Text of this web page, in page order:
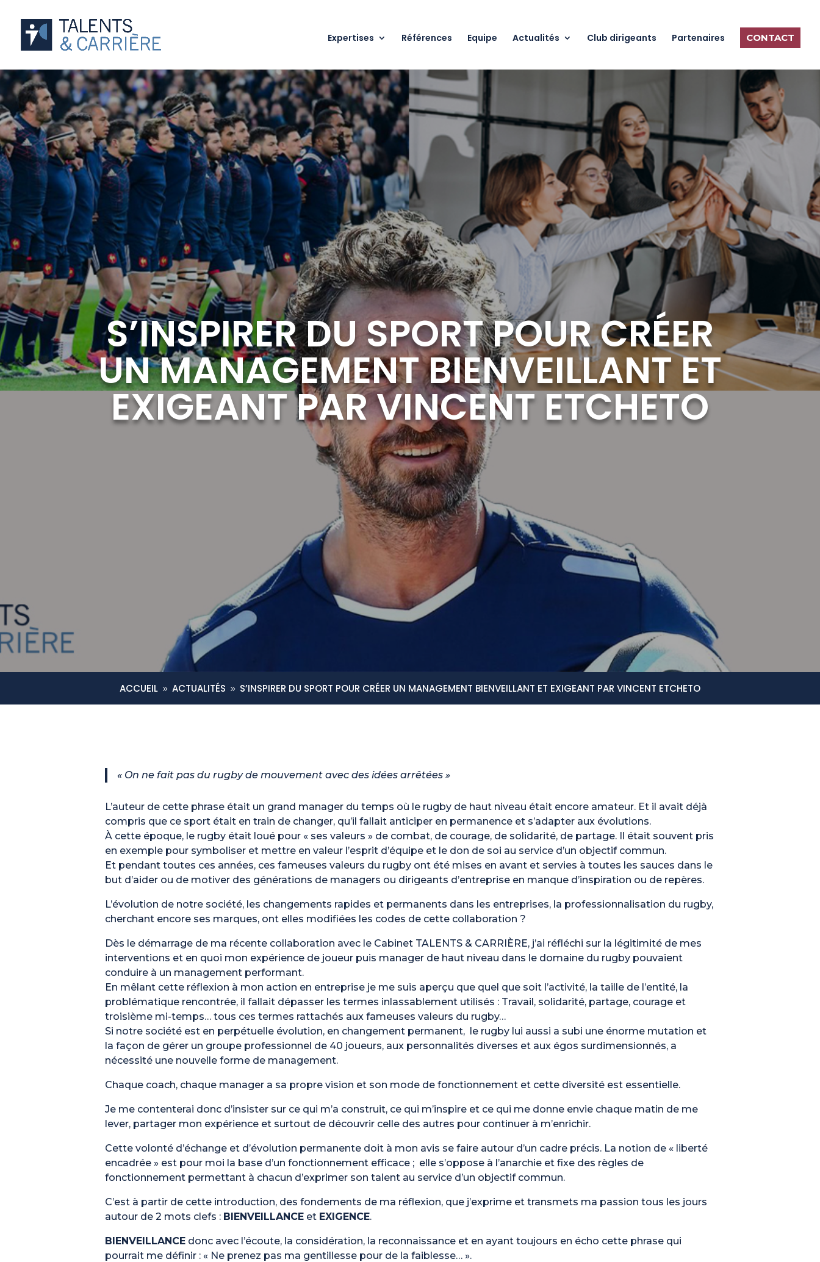
Expertises Références Equipe Actualités Club dirigeants Partenaires CONTACT
S’INSPIRER DU SPORT POUR CRÉER
UN MANAGEMENT BIENVEILLANT ET
EXIGEANT PAR VINCENT ETCHETO
ACCUEIL 9 ACTUALITÉS 9 S’INSPIRER DU SPORT POUR CRÉER UN MANAGEMENT BIENVEILLANT ET EXIGEANT PAR VINCENT ETCHETO
« On ne fait pas du rugby de mouvement avec des idées arrêtées »
L’auteur de cette phrase était un grand manager du temps où le rugby de haut niveau était encore amateur. Et il avait déjà
compris que ce sport était en train de changer, qu’il fallait anticiper en permanence et s’adapter aux évolutions.
À cette époque, le rugby était loué pour « ses valeurs » de combat, de courage, de solidarité, de partage. Il était souvent pris
en exemple pour symboliser et mettre en valeur l’esprit d’équipe et le don de soi au service d’un objectif commun.
Et pendant toutes ces années, ces fameuses valeurs du rugby ont été mises en avant et servies à toutes les sauces dans le
but d’aider ou de motiver des générations de managers ou dirigeants d’entreprise en manque d’inspiration ou de repères.
L’évolution de notre société, les changements rapides et permanents dans les entreprises, la professionnalisation du rugby,
cherchant encore ses marques, ont elles modifiées les codes de cette collaboration ?
Dès le démarrage de ma récente collaboration avec le Cabinet TALENTS & CARRIÈRE, j’ai réfléchi sur la légitimité de mes
interventions et en quoi mon expérience de joueur puis manager de haut niveau dans le domaine du rugby pouvaient
conduire à un management performant.
En mêlant cette réflexion à mon action en entreprise je me suis aperçu que quel que soit l’activité, la taille de l’entité, la
problématique rencontrée, il fallait dépasser les termes inlassablement utilisés : Travail, solidarité, partage, courage et
troisième mi-temps… tous ces termes rattachés aux fameuses valeurs du rugby…
Si notre société est en perpétuelle évolution, en changement permanent, le rugby lui aussi a subi une énorme mutation et
la façon de gérer un groupe professionnel de 40 joueurs, aux personnalités diverses et aux égos surdimensionnés, a
nécessité une nouvelle forme de management.
Chaque coach, chaque manager a sa propre vision et son mode de fonctionnement et cette diversité est essentielle.
Je me contenterai donc d’insister sur ce qui m’a construit, ce qui m’inspire et ce qui me donne envie chaque matin de me
lever, partager mon expérience et surtout de découvrir celle des autres pour continuer à m’enrichir.
Cette volonté d’échange et d’évolution permanente doit à mon avis se faire autour d’un cadre précis. La notion de « liberté
encadrée » est pour moi la base d’un fonctionnement efficace ; elle s’oppose à l’anarchie et fixe des règles de
fonctionnement permettant à chacun d’exprimer son talent au service d’un objectif commun.
C’est à partir de cette introduction, des fondements de ma réflexion, que j’exprime et transmets ma passion tous les jours
autour de 2 mots clefs : BIENVEILLANCE et EXIGENCE.
BIENVEILLANCE donc avec l’écoute, la considération, la reconnaissance et en ayant toujours en écho cette phrase qui
pourrait me définir : « Ne prenez pas ma gentillesse pour de la faiblesse… ».